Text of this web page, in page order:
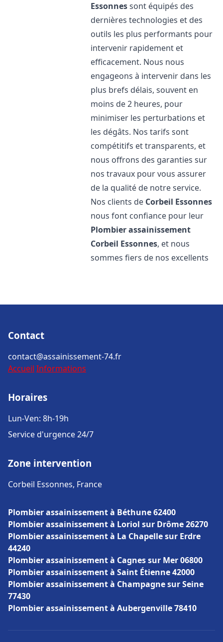
Essonnessont équipés des
dernières technologies et des
outils les plus performants pour
intervenir rapidement et
efficacement. Nous nous
engageons à intervenir dans les
plus brefs délais, souvent en
moins de 2 heures, pour
minimiser les perturbations et
les dégâts. Nos tarifs sont
compétitifs et transparents, et
nous offrons des garanties sur
nos travaux pour vous assurer
de la qualité de notre service.
Nos clients de Corbeil Essonnes
nous font confiance pour leur
Plombier assainissement
Corbeil Essonnes, et nous
sommes fiers de nos excellents
Contact
contact@assainissement-74.fr
Accueil Informations
Horaires
Lun-Ven: 8h-19h
Service d'urgence 24/7
Zone intervention
Corbeil Essonnes, France
Plombier assainissement à Béthune 62400
Plombier assainissement à Loriol sur Drôme 26270
Plombier assainissement à La Chapelle sur Erdre
44240
Plombier assainissement à Cagnes sur Mer 06800
Plombier assainissement à Saint Étienne 42000
Plombier assainissement à Champagne sur Seine
77430
Plombier assainissement à Aubergenville 78410